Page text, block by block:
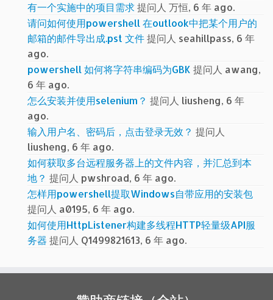
有一个实施中的项目需求提问人 万恒, 6 年 ago.
请问如何使用powershell 在outlook中把某个用户的
邮箱的邮件导出成.pst 文件提问人 seahillpass, 6 年
ago.
powershell 如何将字符串编码为GBK 提问人 awang,
6 年 ago.
怎么安装并使用selenium？ 提问人 liusheng, 6 年
ago.
输入用户名、密码后，点击登录无效？ 提问人
liusheng, 6 年 ago.
如何获取多台远程服务器上的文件内容，并汇总到本
地？ 提问人 pwshroad, 6 年 ago.
怎样用powershell提取Windows自带应用的安装包
提问人 a0195, 6 年 ago.
如何使用HttpListener构建多线程HTTP轻量级API服
务器 提问人 Q1499821613, 6 年 ago.